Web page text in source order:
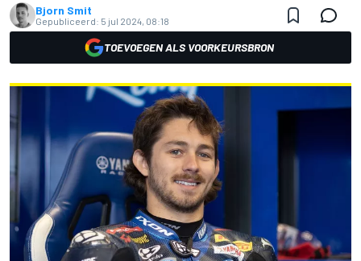
Bjorn Smit
Gepubliceerd: 5 jul 2024, 08:18
TOEVOEGEN ALS VOORKEURSBRON